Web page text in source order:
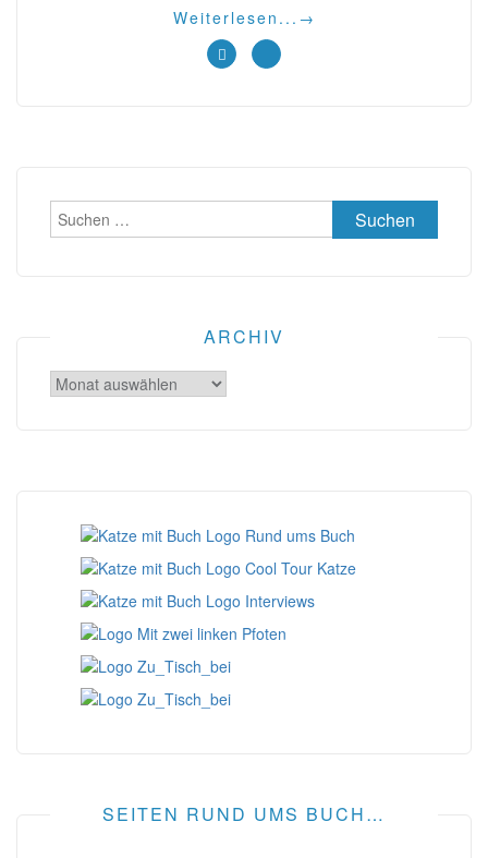
Weiterlesen... →
Suchen
nach:
ARCHIV
Archiv
SEITEN RUND UMS BUCH…